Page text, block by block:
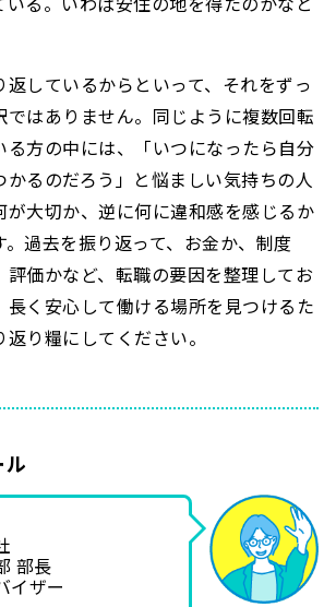
いる。いわば安住の地を得たのかなと
返しているからといって、それをずっ
ではありません。同じように複数回転
る方の中には、「いつになったら自分
かるのだろう」と悩ましい気持ちの人
が大切か、逆に何に違和感を感じるか
。過去を振り返って、お金か、制度
評価かなど、転職の要因を整理してお
長く安心して働ける場所を見つけるた
り糧にしてください。
ル
部長
イザー